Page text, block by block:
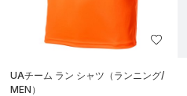
UAチーム ラン シャツ（ランニング/
MEN）